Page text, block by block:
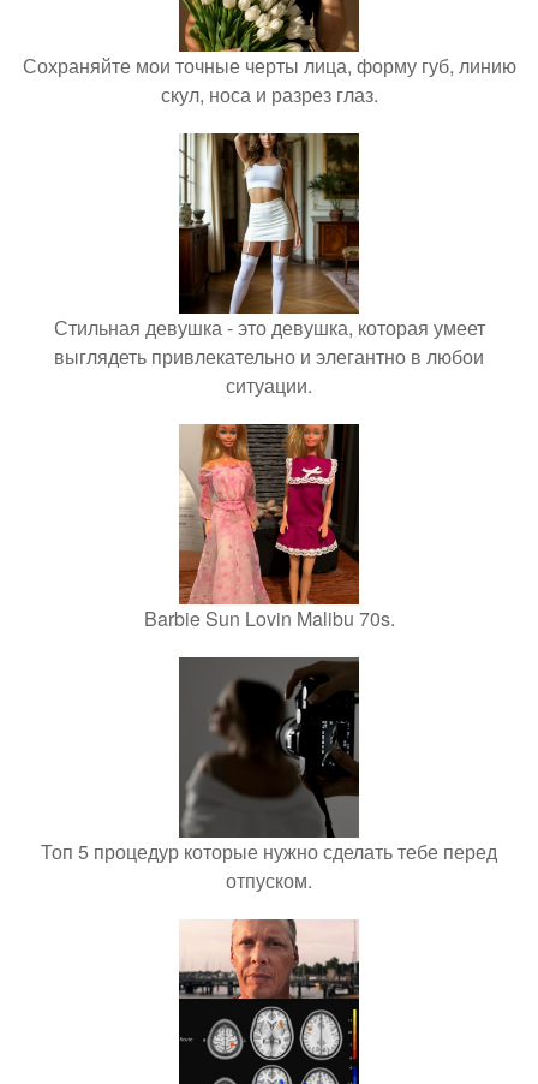
Сохраняйте мои точные черты лица, форму губ, линию
скул, носа и разрез глаз.
Стильная девушка - это девушка, которая умеет
выглядеть привлекательно и элегантно в любои
ситуации.
Barbie Sun Lovin Malibu 70s.
Топ 5 процедур которые нужно сделать тебе перед
отпуском.